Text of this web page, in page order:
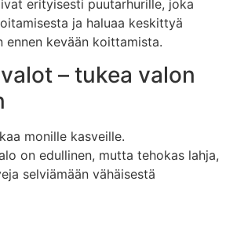
erityisesti puutarhurille, joka
ja haluaa keskittyä
ennen kevään koittamista.
– tukea valon
monille kasveille.
on edullinen, mutta tehokas lahja,
selviämään vähäisestä